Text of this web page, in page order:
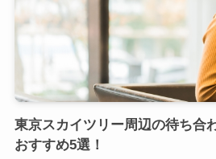
東京スカイツリー周辺の待ち合
おすすめ5選！